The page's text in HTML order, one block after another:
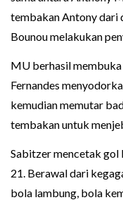
tembakan Antony dari
Bounou melakukan
MU berhasil
Fernandes
kemudian memutar
tembakan untuk
Sabitzer mencetak gol
21. Berawal dari
bola lambung, bola